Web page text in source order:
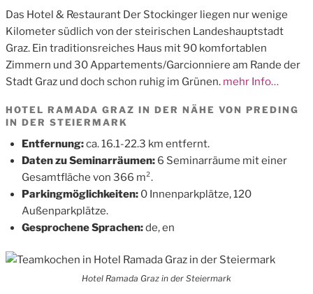
Das Hotel & Restaurant Der Stockinger liegen nur wenige
Kilometer südlich von der steirischen Landeshauptstadt
Graz. Ein traditionsreiches Haus mit 90 komfortablen
Zimmern und 30 Appartements/Garcionniere am Rande der
Stadt Graz und doch schon ruhig im Grünen. mehr Info…
HOTEL RAMADA GRAZ IN DER NÄHE VON PREDING
IN DER STEIERMARK
Entfernung:ca. 16.1-22.3 km entfernt.
Daten zu Seminarräumen: 6 Seminarräume mit einer
Gesamtfläche von 366 m².
Parkingmöglichkeiten: 0 Innenparkplätze, 120
Außenparkplätze.
Gesprochene Sprachen:de, en
Hotel Ramada Graz in der Steiermark